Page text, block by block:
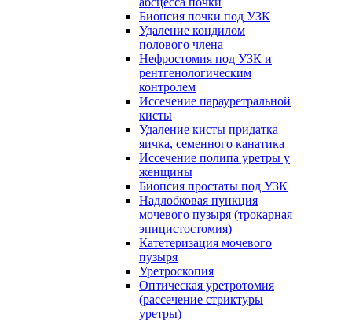
Биопсия почки под УЗК
Удаление кондилом
полового члена
Нефростомия под УЗК и
рентгенологическим
контролем
Иссечение парауретральной
кисты
Удаление кисты придатка
яичка, семенного канатика
Иссечение полипа уретры у
женщины
Биопсия простаты под УЗК
Надлобковая пункция
мочевого пузыря (трокарная
эпицистостомия)
Катетеризация мочевого
пузыря
Уретроскопия
Оптическая уретротомия
(рассечение стриктуры
уретры)